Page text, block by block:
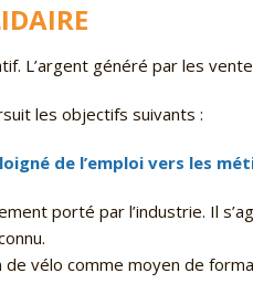
L’argent généré par les
les objectifs suivants :
de l’emploi vers les
porté par l’industrie. Il
vélo comme moyen de